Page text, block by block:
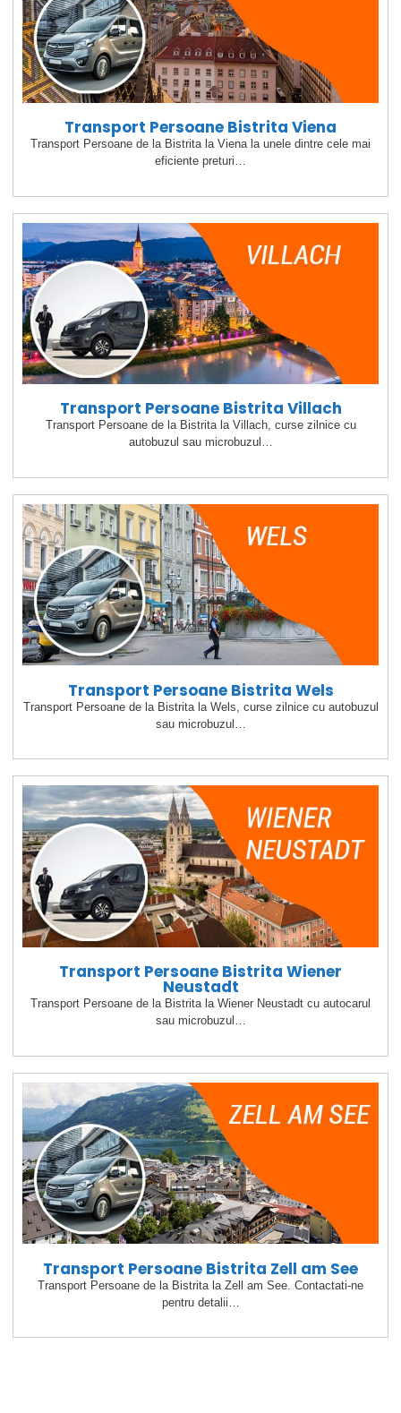
Transport Persoane Bistrita Viena
Transport Persoane de la Bistrita la Viena la unele dintre cele mai
eficiente preturi…
Transport Persoane Bistrita Villach
Transport Persoane de la Bistrita la Villach, curse zilnice cu
autobuzul sau microbuzul…
Transport Persoane Bistrita Wels
Transport Persoane de la Bistrita la Wels, curse zilnice cu autobuzul
sau microbuzul…
Transport Persoane Bistrita Wiener
Neustadt
Transport Persoane de la Bistrita la Wiener Neustadt cu autocarul
sau microbuzul…
Transport Persoane Bistrita Zell am See
Transport Persoane de la Bistrita la Zell am See. Contactati-ne
pentru detalii…